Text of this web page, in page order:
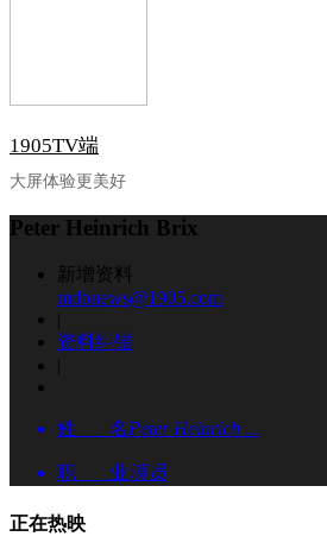
1905TV端
大屏体验更美好
Peter Heinrich Brix
新增资料
mdbnews@1905.com
|
资料纠错
|
姓 名Peter Heinrich ...
职 业演员
正在热映